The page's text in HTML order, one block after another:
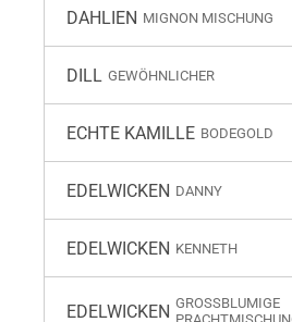
DAHLIEN MIGNON MISCHUNG
DILL GEWÖHNLICHER
ECHTE KAMILLE BODEGOLD
EDELWICKEN DANNY
EDELWICKEN KENNETH
EDELWICKEN GROSSBLUMIGE P